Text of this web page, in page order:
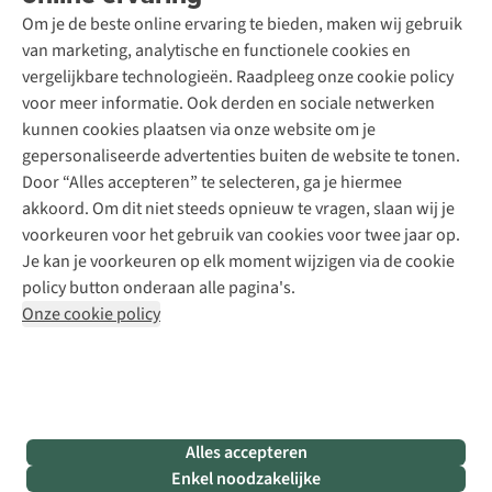
Om je de beste online ervaring te bieden, maken wij gebruik
van marketing, analytische en functionele cookies en
vergelijkbare technologieën. Raadpleeg onze cookie policy
voor meer informatie. Ook derden en sociale netwerken
kunnen cookies plaatsen via onze website om je
gepersonaliseerde advertenties buiten de website te tonen.
Door “Alles accepteren” te selecteren, ga je hiermee
akkoord. Om dit niet steeds opnieuw te vragen, slaan wij je
voorkeuren voor het gebruik van cookies voor twee jaar op.
Je kan je voorkeuren op elk moment wijzigen via de cookie
policy button onderaan alle pagina's.
Onze cookie policy
Alles accepteren
Enkel noodzakelijke
Schoenonderhoud
Schoenherstelling
Kledingherstelling
Retouches
Voor bedrijven
Explore Academy
Explore Camp
Gear Check
Inspiratie & advies
Meld je aan voor de nieuwsbrief
Follow us
Disclaimer Privacy Policy
Algemene voorwaarden
Cookie Policy